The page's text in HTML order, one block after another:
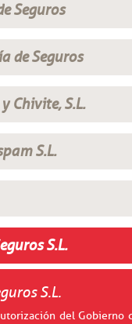
Seguros
de Seguros
Chivite, S.L.
S.L.
S.L.
S.L.
del Gobierno